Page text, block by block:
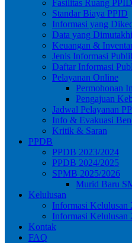
Fasilitas Ruang PPID
Standar Biaya PPID
Informasi yang
Data yang
Keuangan &
Jenis Informasi
Daftar Informasi
Pelayanan Online
Permohonan
Pengajuan
Jadwal Pelayanan
Info & Evakuasi
Kritik & Saran
PPDB
PPDB 2023/2024
PPDB 2024/2025
SPMB 2025/2026
Murid Baru
Kelulusan
Informasi Kelulusan
Informasi Kelulusan
Kontak
FAQ